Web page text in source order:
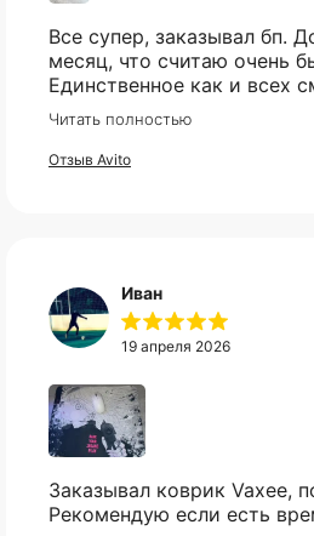
Все супер, заказывал бп.
месяц, что считаю очень
Единственное как и всех
оплата, но все прошло
товар тоже был хорошо, в
и в пупырке. Трек номер
Читать полностью
Отзыв Avito
Иван
19 апреля 2026
Заказывал коврик Vaxee,
Рекомендую если есть
КАТАЛОГ
Популярное
Мониторы
Комплектующие
Кресла
Все товары ↵
Отзывы
Доставка
Оферта